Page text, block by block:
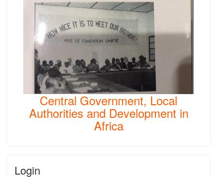
Central Government, Local
Authorities and Development in
Africa
Login